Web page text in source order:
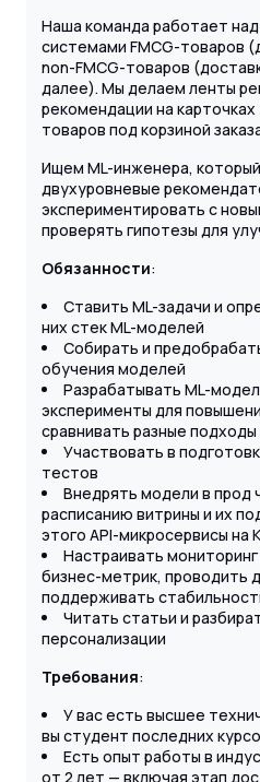
Наша команда работает
системами FMCG-товаров
non-FMCG-товаров
далее). Мы делаем ленты
рекомендации на
товаров под корзиной
Ищем ML-инженера,
двухуровневые
экспериментировать с
проверять гипотезы для
Обязанности:
Ставить ML-задачи и
них стек ML-моделей
Собирать и
обучения моделей
Разрабатывать ML-
эксперименты для
сравнивать разные подходы
Участвовать в
тестов
Внедрять модели в прод
расписанию витрины и их
этого API-микросервисы на
Настраивать
бизнес-метрик, проводить
поддерживать
Читать статьи и
персонализации
Требования:
У вас есть высшее
вы студент последних
Есть опыт работы в
от 2 лет — включая этап